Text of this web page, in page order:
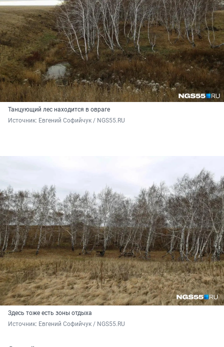
Танцующий лес находится в овраге
Источник: Евгений Софийчук / NGS55.RU
Здесь тоже есть зоны отдыха
Источник: Евгений Софийчук / NGS55.RU